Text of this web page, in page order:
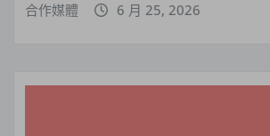
合作媒體 6 月 25, 2026